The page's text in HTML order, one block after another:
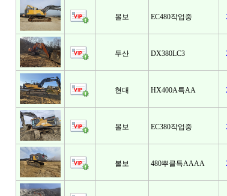
볼보 EC480작업중
두산 DX380LC3
현대 HX400A특AA
볼보 EC380작업중
볼보 480뿌클특AAAA